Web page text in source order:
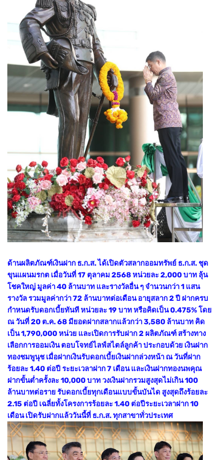
ด้านผลิตภัณฑ์เงินฝาก ธ.ก.ส. ได้เปิดตัวสลากออมทรัพย์ ธ.ก.ส. ชุด
ขุนแผนมรกต เมื่อวันที่ 17 ตุลาคม 2568 หน่วยละ 2,000 บาท ลุ้น
โชคใหญ่ มูลค่า 40 ล้านบาท และรางวัลอื่น ๆ จำนวนกว่า 1 แสน
รางวัล รวมมูลค่ากว่า 72 ล้านบาทต่อเดือน อายุสลาก 2 ปี ฝากครบ
กำหนดรับดอกเบี้ยทันที หน่วยละ 19 บาท หรือคิดเป็น 0.475% โดย
ณ วันที่ 20 ต.ค. 68 มียอดฝากสลากแล้วกว่า 3,580 ล้านบาท คิด
เป็น 1,790,000 หน่วย และเปิดการรับฝาก 2 ผลิตภัณฑ์ สร้างทาง
เลือกการออมเงิน ตอบโจทย์ไลฟ์สไตล์ลูกค้า ประกอบด้วย เงินฝาก
ทองชมพูนุช เมื่อฝากเงินรับดอกเบี้ยเงินฝากล่วงหน้า ณ วันที่ฝาก
ร้อยละ 1.40 ต่อปี ระยะเวลาฝาก 7 เดือน และเงินฝากทองนพคุณ
ฝากขั้นต่ำครั้งละ 10,000 บาท วงเงินฝากรวมสูงสุดไม่เกิน 100
ล้านบาทต่อราย รับดอกเบี้ยทุกเดือนแบบขั้นบันได สูงสุดถึงร้อยละ
2.15 ต่อปี เฉลี่ยทั้งโครงการร้อยละ 1.40 ต่อปีระยะเวลาฝาก 10
เดือน เปิดรับฝากแล้ววันนี้ที่ ธ.ก.ส. ทุกสาขาทั่วประเทศ